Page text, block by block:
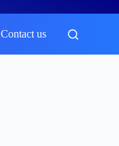
Contact us